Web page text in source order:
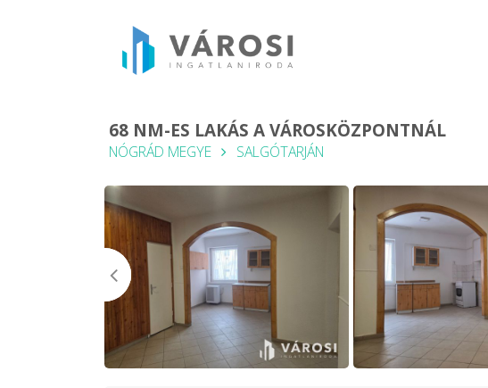
68 NM-ES LAKÁS A VÁROSKÖZPONTNÁL
NÓGRÁD MEGYE SALGÓTARJÁN